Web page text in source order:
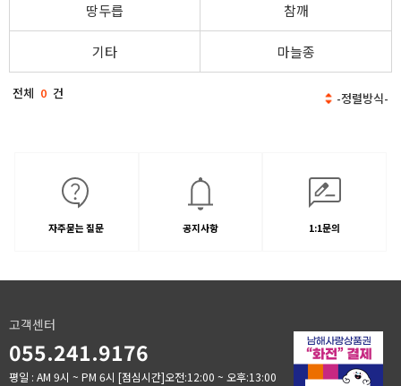
땅두릅 참깨
기타 마늘종
전체 0 건
자주묻는 질문 공지사항 1:1문의
고객센터
055.241.9176
평일 : AM 9시 ~ PM 6시 [점심시간]오전:12:00 ~ 오후:13:00